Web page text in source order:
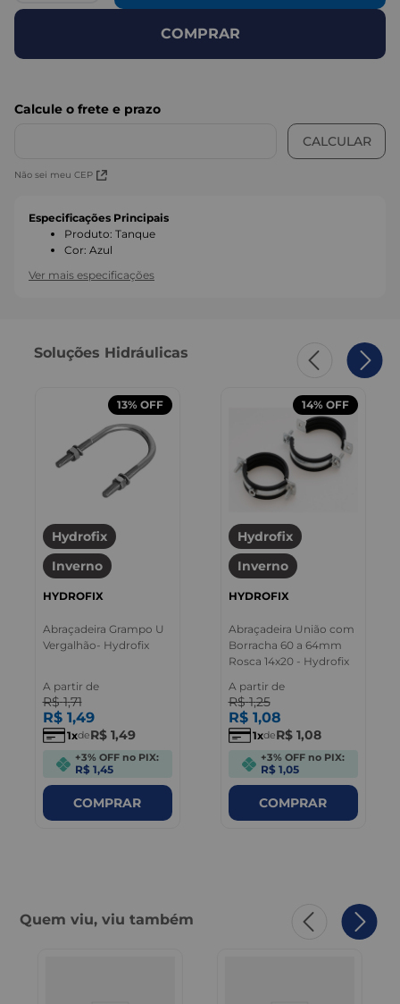
COMPRAR
Não sei meu CEP
Especificações Principais
Produto: Tanque
Cor: Azul
Ver mais especificações
Soluções Hidráulicas
13% OFF
Hydrofix
Inverno
HYDROFIX
Abraçadeira Grampo U
Vergalhão- Hydrofix
A partir de
R$ 1,71
R$ 1,49
1 deR$ 1,49
+3% OFF no PIX:
R$ 1,45
COMPRAR
14% OFF
Hydrofix
Inverno
HYDROFIX
Abraçadeira União com
Borracha 60 a 64mm
Rosca 14x20 - Hydrofix
A partir de
R$ 1,25
R$ 1,08
1 deR$ 1,08
+3% OFF no PIX:
R$ 1,05
COMPRAR
Quem viu, viu também